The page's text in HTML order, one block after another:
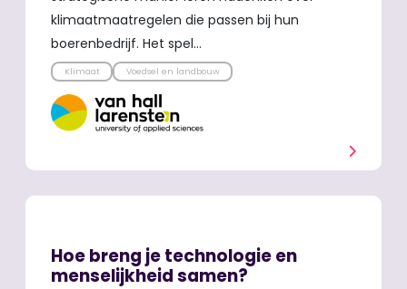
klimaatmaatregelen die passen bij hun
boerenbedrijf. Het spel…
Klimaat Voedsel en landbouw
Hoe breng je technologie en
menselijkheid samen?